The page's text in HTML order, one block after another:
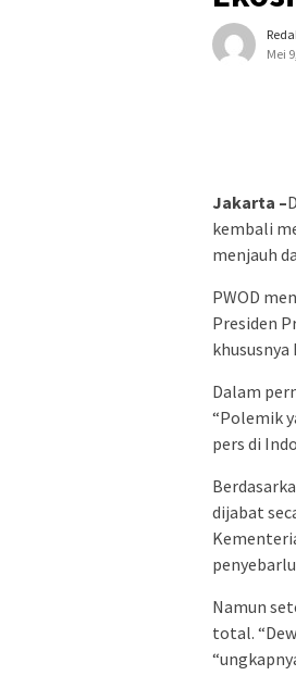
Mei
Jakarta –
kembali
menjauh
PWOD
Presiden
Dalam
“Polemik
pers di
dijabat
Namun
total.